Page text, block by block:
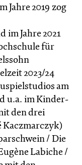
2019 zog
im Jahre 2021
für
2023/24
am
u.a. im Kinder-
den drei
Kaczmarczyk)
/ Die
Labiche /